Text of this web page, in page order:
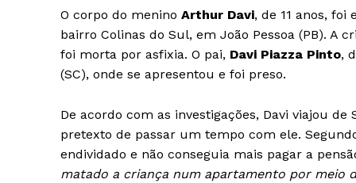
News
O corpo do menino Arthur Davi, de 11 anos,
bairro Colinas do Sul, em João Pessoa (PB).
foi morta por asfixia. O pai, Davi Piazza Pinto,
(SC), onde se apresentou e foi preso.
De acordo com as investigações, Davi viajou
pretexto de passar um tempo com ele.
endividado e não conseguia mais pagar a
matado a criança num apartamento por meio